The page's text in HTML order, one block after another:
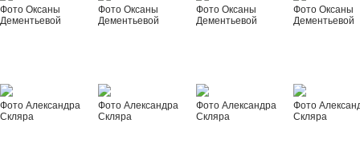
Фото Оксаны
Дементьевой
Фото Оксаны
Дементьевой
Фото Оксаны
Дементьевой
Фото Оксаны
Дементьевой
Фото Александра
Скляра
Фото Александра
Скляра
Фото Александра
Скляра
Фото
Скляра